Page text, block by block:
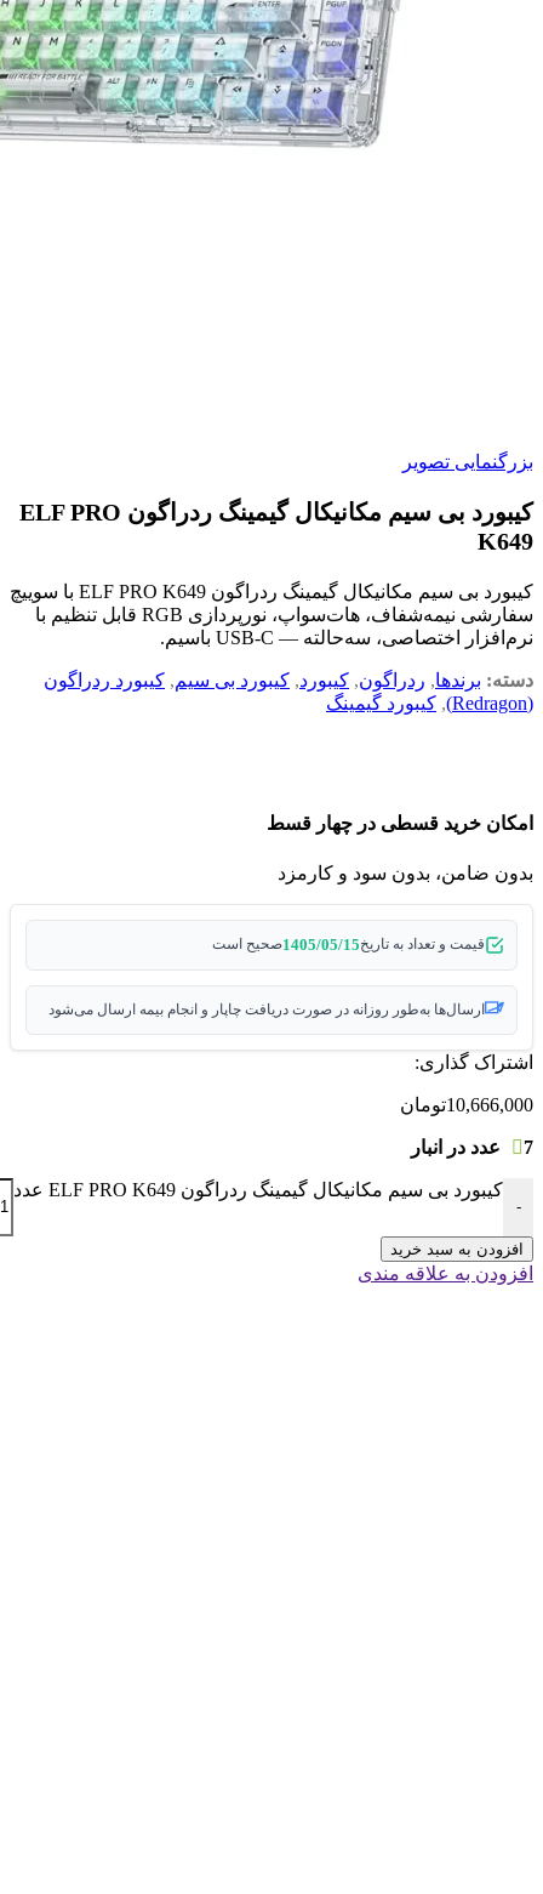
بزرگنمایی تصویر
کیبورد بی سیم مکانیکال گیمینگ ردراگون ELF PRO
K649
کیبورد بی سیم مکانیکال گیمینگ ردراگون ELF PRO K649 با سوییچ
سفارشی نیمه‌شفاف، هات‌سواپ، نورپردازی RGB قابل تنظیم با
نرم‌افزار اختصاصی، سه‌حالته — USB-C باسیم.
دسته: برندها, ردراگون, کیبورد, کیبورد بی سیم, کیبورد ردراگون
(Redragon)
, کیبورد گیمینگ
امکان خرید قسطی در چهار قسط
بدون ضامن، بدون سود و کارمزد
قیمت و تعداد به تاریخ1405/05/15صحیح است
ارسال‌ها به‌طور روزانه در صورت دریافت چاپار و انجام بیمه ارسال می‌شود
اشتراک گذاری:
10,666,000تومان
7 عدد در انبار
-
کیبورد بی سیم مکانیکال گیمینگ ردراگون ELF PRO K649 عدد
افزودن به سبد خرید
افزودن به علاقه مندی